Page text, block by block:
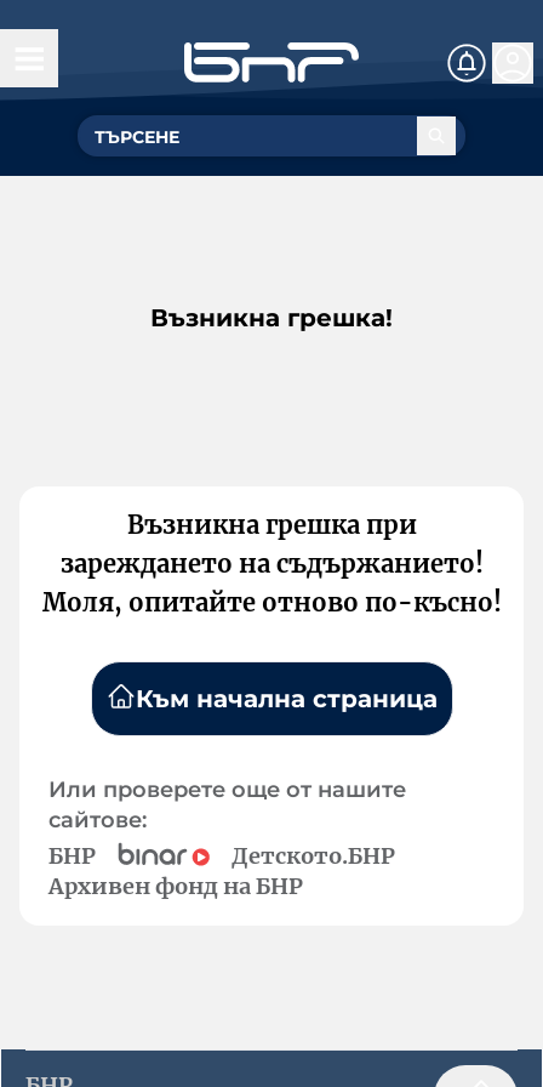
Възникна грешка!
Възникна грешка при
зареждането на съдържанието!
Моля, опитайте отново по-късно!
Към начална страница
Или проверете още от нашите
сайтове:
БНР
Детското.БНР
Архивен фонд на БНР